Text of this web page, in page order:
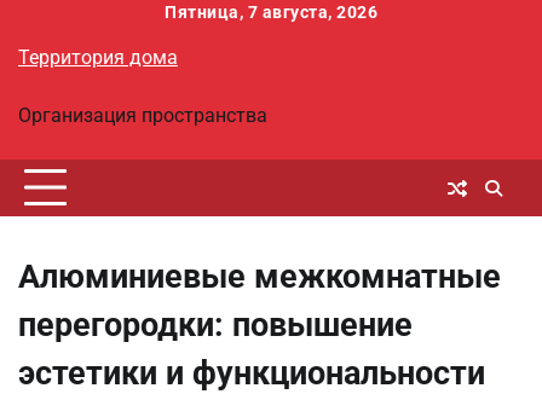
содержимому
Пятница, 7 августа, 2026
Территория дома
Организация пространства
Алюминиевые межкомнатные
перегородки: повышение
эстетики и функциональности